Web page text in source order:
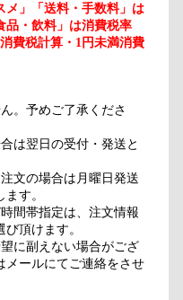
」「送料・手数料」は
品・飲料」は消費税率
費税計算・1円未満消費
。予めご了承くださ
は翌日の受付・発送と
文の場合は月曜日発送
す。
間帯指定は、注文情報
頂けます。
に副えない場合がござ
メールにてご連絡をさせ